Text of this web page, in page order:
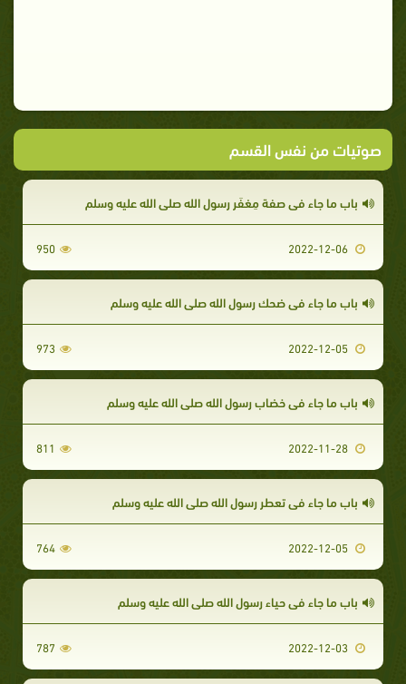
صوتيات من نفس القسم
باب ما جاء في صفة مِغفَر رسول الله صلى الله عليه وسلم
950
باب ما جاء في ضحك رسول الله صلى الله عليه وسلم
973
باب ما جاء في خضاب رسول الله صلى الله عليه وسلم
811
باب ما جاء في تعطر رسول الله صلى الله عليه وسلم
764
باب ما جاء في حياء رسول الله صلى الله عليه وسلم
787